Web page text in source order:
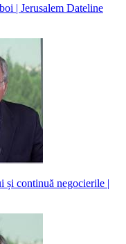
| Jerusalem Dateline
continuă negocierile |